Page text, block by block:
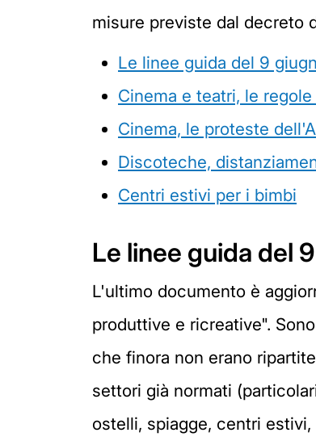
misure previste dal decreto
Le linee guida del 9
Cinema e teatri, le
Cinema, le proteste
Discoteche,
Centri estivi per i bimbi
Le linee guida del
L'ultimo documento è
produttive e ricreative".
che finora non erano
settori già normati
ostelli, spiagge, centri